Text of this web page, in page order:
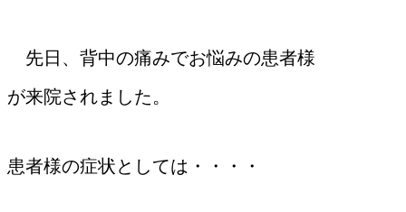
先日、背中の痛みでお悩みの患者様
が来院されました。
患者様の症状としては・・・・